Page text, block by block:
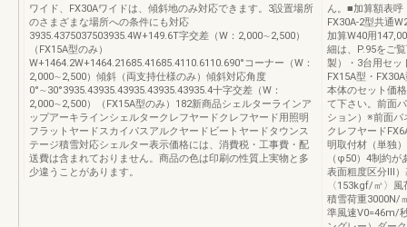
ワイド、FX30Aワイドは、傾斜地のみ対応できます。3設置場所
のさまざまな場所への条件にも対応
3935.4375037503935.4W+149.6T字交差（W：2,000∼2,500）
（FX15A型のみ）
W+1464.2W+1464.21685.41685.4110.6110.690°コーナー（W：
2,000∼2,500）傾斜（両支持仕様のみ）傾斜対応角度
0°∼30°3935.43935.43935.43935.43935.4十字交差（W：
2,000∼2,500）（FX15A型のみ）182新商品シェルターラインア
ップアーキラインシェルタークレフヤードクレフヤード用照明
フラットヤードスカイパスアルクヤードビートヤードタウンス
テージ積雪対応シェルター表示価格には、消費税・工事費・配
送費は含まれておりません。商品の色は印刷の性質上実物と多
少違うことがあります。
ん。■加算額表
FX30A-2型共通
加算W40用
細は、P.95をご
製）・3台用セッ
FX15A型・
本体のセット価
て下さい。前面
ション）※前面
クレフヤード
明取付材（単独
（φ50）4制約
表面粗度区分Ⅲ
〈153kgf/㎡〉
積雪荷重3000N/
準風速V0=46m/